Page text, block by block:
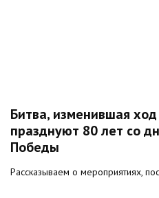
Битва, изменившая
празднуют 80 лет со
Победы
Рассказываем о мероприятиях,